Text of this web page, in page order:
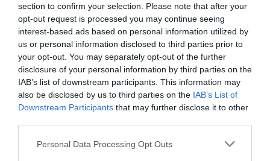
section to confirm your selection. Please note that after your
opt-out request is processed you may continue seeing
interest-based ads based on personal information utilized by
us or personal information disclosed to third parties prior to
your opt-out. You may separately opt-out of the further
disclosure of your personal information by third parties on the
IAB’s list of downstream participants. This information may
also be disclosed by us to third parties on the IAB’s List of
Downstream Participants that may further disclose it to other
Personal Data Processing Opt Outs
CON IL SUPPORTO DI